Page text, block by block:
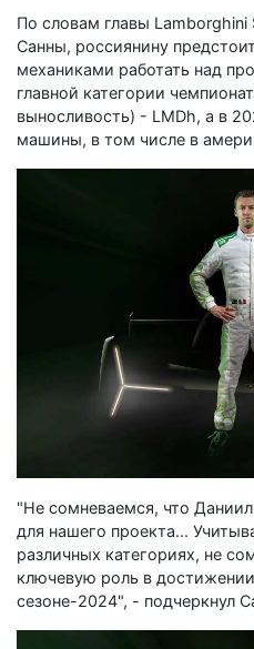
По словам главы
Санны, россиянину
механиками работать над
главной категории
выносливость) - LMDh, а в
машины, в том числе в
"Не сомневаемся, что
для нашего проекта...
различных категориях, не
ключевую роль в
сезоне-2024", - подчеркнул